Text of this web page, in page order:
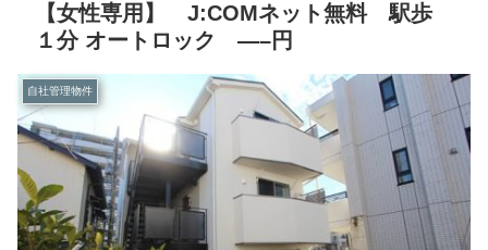
【女性専用】 J:COMネット無料 駅歩
１分 オートロック —–円
自社管理物件